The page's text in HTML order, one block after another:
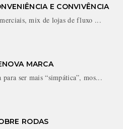
E CONVIVÊNCIA
mix de lojas de fluxo ...
MARCA
ser mais “simpática”, mos...
RODAS